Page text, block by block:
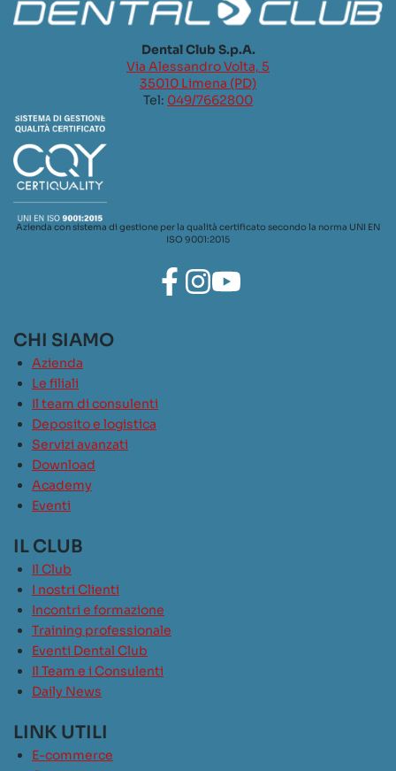
Dental Club S.p.A.
Via Alessandro Volta, 5
35010 Limena (PD)
Tel: 049/7662800
Azienda con sistema di gestione per la qualità certificato secondo la norma UNI EN
ISO 9001:2015
CHI SIAMO
Azienda
Le filiali
Il team di consulenti
Deposito e logistica
Servizi avanzati
Download
Academy
Eventi
IL CLUB
Il Club
I nostri Clienti
Incontri e formazione
Training professionale
Eventi Dental Club
Il Team e i Consulenti
Daily News
LINK UTILI
E-commerce